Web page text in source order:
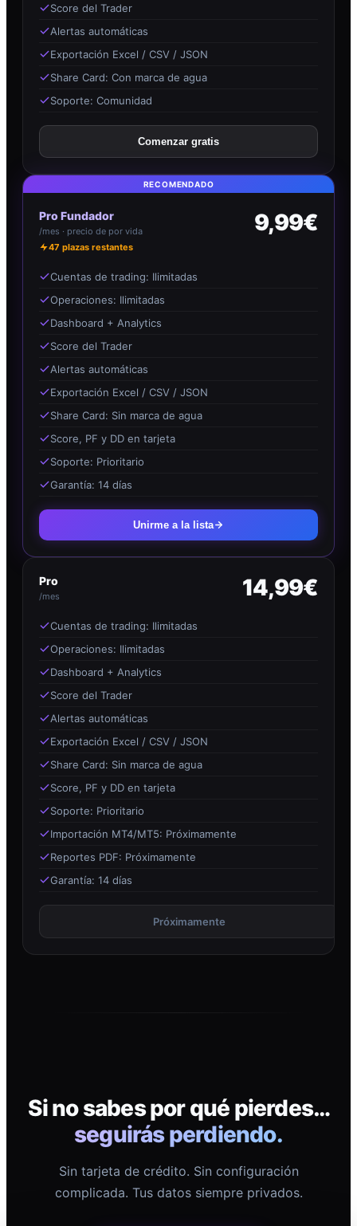
Score del Trader
Alertas automáticas
Exportación Excel / CSV / JSON
Share Card: Con marca de agua
Soporte: Comunidad
Comenzar gratis
RECOMENDADO
Pro Fundador
/mes · precio de por vida
47 plazas restantes
9,99€
Cuentas de trading: Ilimitadas
Operaciones: Ilimitadas
Dashboard + Analytics
Score del Trader
Alertas automáticas
Exportación Excel / CSV / JSON
Share Card: Sin marca de agua
Score, PF y DD en tarjeta
Soporte: Prioritario
Garantía: 14 días
Unirme a la lista
Pro
/mes 14,99€
Cuentas de trading: Ilimitadas
Operaciones: Ilimitadas
Dashboard + Analytics
Score del Trader
Alertas automáticas
Exportación Excel / CSV / JSON
Share Card: Sin marca de agua
Score, PF y DD en tarjeta
Soporte: Prioritario
Importación MT4/MT5: Próximamente
Reportes PDF: Próximamente
Garantía: 14 días
Próximamente
Si no sabes por qué pierdes…
seguirás perdiendo.
Sin tarjeta de crédito. Sin configuración
complicada. Tus datos siempre privados.